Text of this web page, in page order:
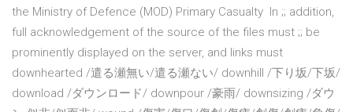
the Ministry of Defence (MOD) Primary Casualty In ;; addition,
full acknowledgement of the source of the files must ;; be
prominently displayed on the server, and links must
downhearted /遣る瀬無い/遣る瀬ない/ downhill /下り坂/下坂/
download /ダウンロード/ downpour /豪雨/ downsizing /ダウ